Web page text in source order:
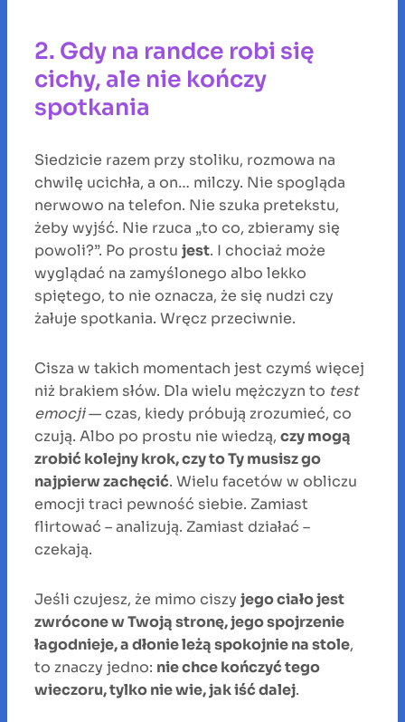
2. Gdy na randce robi się
cichy, ale nie kończy
spotkania
Siedzicie razem przy stoliku, rozmowa na
chwilę ucichła, a on… milczy. Nie spogląda
nerwowo na telefon. Nie szuka pretekstu,
żeby wyjść. Nie rzuca „to co, zbieramy się
powoli?”. Po prostu jest. I chociaż może
wyglądać na zamyślonego albo lekko
spiętego, to nie oznacza, że się nudzi czy
żałuje spotkania. Wręcz przeciwnie.
Cisza w takich momentach jest czymś więcej
niż brakiem słów. Dla wielu mężczyzn to test
emocji— czas, kiedy próbują zrozumieć, co
czują. Albo po prostu nie wiedzą, czy mogą
zrobić kolejny krok, czy to Ty musisz go
najpierw zachęcić. Wielu facetów w obliczu
emocji traci pewność siebie. Zamiast
flirtować – analizują. Zamiast działać –
czekają.
Jeśli czujesz, że mimo ciszy jego ciało jest
zwrócone w Twoją stronę, jego spojrzenie
łagodnieje, a dłonie leżą spokojnie na stole,
to znaczy jedno: nie chce kończyć tego
wieczoru, tylko nie wie, jak iść dalej.